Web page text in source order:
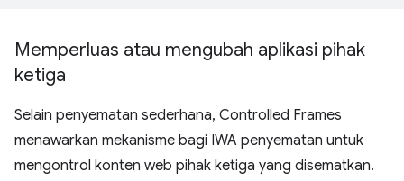
Memperluas atau mengubah aplikasi pihak
ketiga
Selain penyematan sederhana, Controlled Frames
menawarkan mekanisme bagi IWA penyematan untuk
mengontrol konten web pihak ketiga yang disematkan.